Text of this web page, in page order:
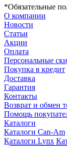
*Обязательные
О компании
Новости
Статьи
Акции
Оплата
Персональные
Покупка в кредит
Доставка
Гарантия
Контакты
Возврат и обмен
Помощь
Каталоги
Каталоги Can-Am
Каталоги Lynx